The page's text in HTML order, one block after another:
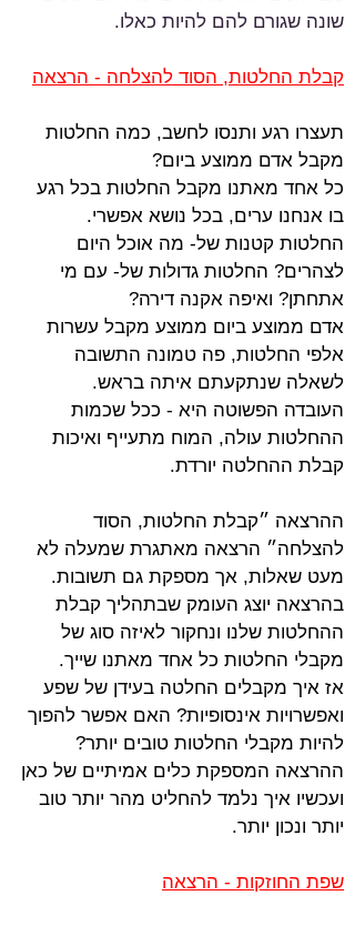
שונה שגורם להם להיות כאלו.
קבלת החלטות, הסוד להצלחה - הרצאה
תעצרו רגע ותנסו לחשב, כמה החלטות
מקבל אדם ממוצע ביום?
כל אחד מאתנו מקבל החלטות בכל רגע
בו אנחנו ערים, בכל נושא אפשרי.
החלטות קטנות של- מה אוכל היום
לצהרים? החלטות גדולות של- עם מי
אתחתן? ואיפה אקנה דירה?
אדם ממוצע ביום ממוצע מקבל עשרות
אלפי החלטות, פה טמונה התשובה
לשאלה שנתקעתם איתה בראש.
העובדה הפשוטה היא - ככל שכמות
ההחלטות עולה, המוח מתעייף ואיכות
קבלת ההחלטה יורדת.
ההרצאה ״קבלת החלטות, הסוד
להצלחה״ הרצאה מאתגרת שמעלה לא
מעט שאלות, אך מספקת גם תשובות.
בהרצאה יוצג העומק שבתהליך קבלת
ההחלטות שלנו ונחקור לאיזה סוג של
מקבלי החלטות כל אחד מאתנו שייך.
אז איך מקבלים החלטה בעידן של שפע
ואפשרויות אינסופיות? האם אפשר להפוך
להיות מקבלי החלטות טובים יותר?
ההרצאה המספקת כלים אמיתיים של כאן
ועכשיו איך נלמד להחליט מהר יותר טוב
יותר ונכון יותר.
שפת החוזקות - הרצאה